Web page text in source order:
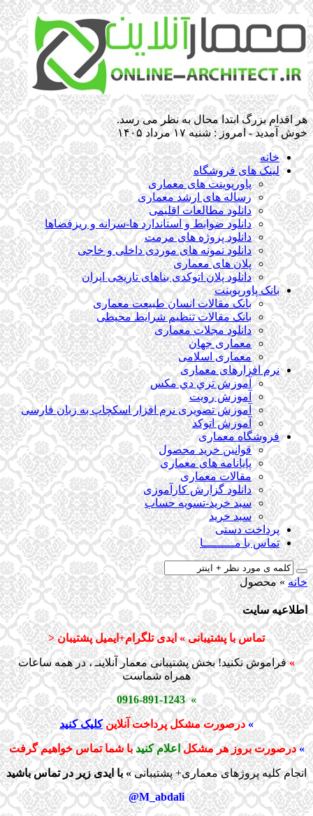
هر اقدام بزرگ ابتدا محال به نظر می رسد.
خوش آمدید - امروز : شنبه ۱۷ مرداد ۱۴۰۵
خانه
لینک های فروشگاه
پاورپوینت های معماری
رساله های ارشد معماری
دانلود مطالعات اقلیمی
دانلود ضوابط و استاندارد ها-سرانه و ریزفضاها
دانلود پروژه های مرمت
دانلود نمونه های موردی داخلی و خاجی
پلان های معماری
دانلود پلان اتوکدی بناهای تاریخی ایران
بانک پاورپوینت
بانک مقالات انسان طبیعت معماری
بانک مقالات تنظیم شرایط محیطی
دانلود مجلات معماری
معماری جهان
معماری اسلامی
نرم افزارهای معماری
آﻣﻮزش ﺗﺮي دي ﻣﮑﺲ
آموزش رویت
آموزش تصویری نرم افزار اسکچاپ به زبان فارسی
آموزش اتوکد
فروشگاه معماری
قوانین خرید محصول
پایانامه های معماری
مقالات معماری
دانلود گزارش کارآموزی
سبد خرید-تسویه حساب
سبد خرید
پرداخت دستی
تماس با مـــــــــا
خانه»محصول
اطلاعیه سایت
تماس با پشتیبانی » ایدی تلگرام+ایمیل پشتیبان <
» فراموش نکنید! بخش پشتیبانی معمار آنلاینـ ، در همه ساعات
همراه شماست
» 0916-891-1243
»درصورت مشکل پرداخت آنلاینکلیک کنید
»درصورت بروز هر مشکل اعلام کنیدبا شما تماس خواهیم گرفت
انجام کلیه پروژهای معماری+ پشتیبانی» با ایدی زیر در تماس باشید
M_abdali@